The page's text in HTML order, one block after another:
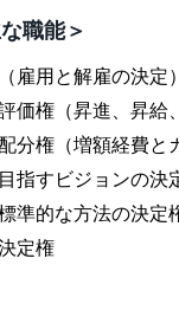
職能＞
雇用と解雇の決定）
価権（昇進、昇給
分権（増額経費と
指すビジョンの決
準的な方法の決定
定権